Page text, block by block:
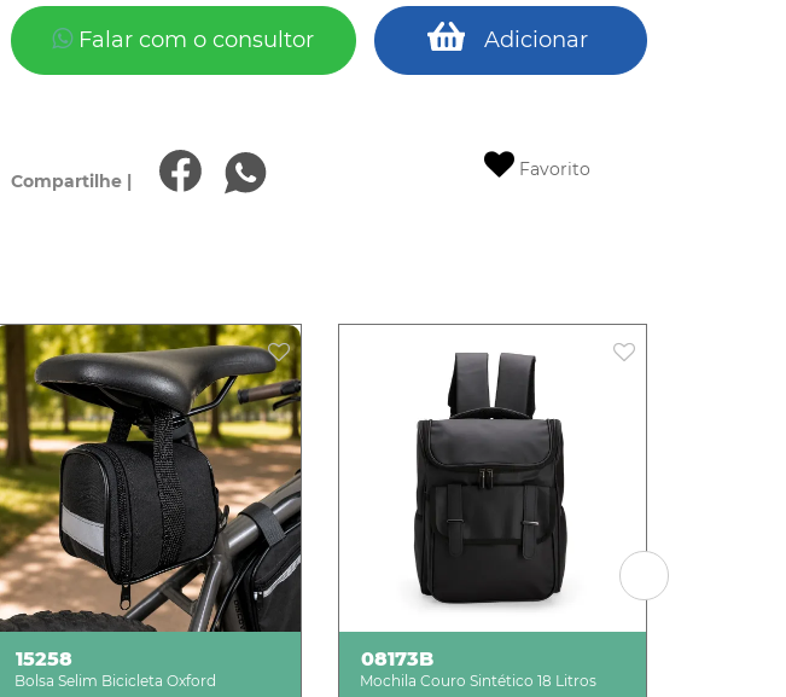
Falar com o consultor Adicionar
Compartilhe |
Favorito
15258
Bolsa Selim Bicicleta Oxford
08173B
Mochila Couro Sintético 18 Litros